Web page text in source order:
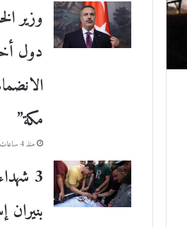
وزير
دول
مكة”
منذ 4 ساعات
بنيران